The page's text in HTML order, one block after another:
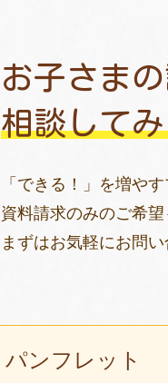
お子さま
相談して
「できる！」を増や
資料請求のみのご希望
まずはお気軽にお問い
パンフレット